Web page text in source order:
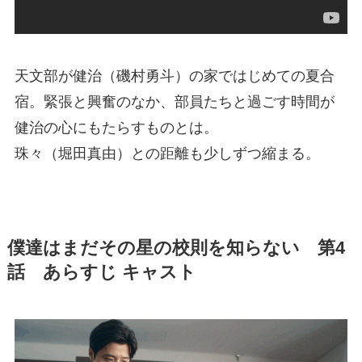
天文部が健治（磯村勇斗）の家ではじめての夏合
宿。緊張と興奮のなか、部員たちと過ごす時間が
健治の心にもたらすものとは。
珠々（堀田真由）との距離も少しずつ縮まる。
僕達はまだその星の校則を知らない 第4
話 あらすじ キャスト